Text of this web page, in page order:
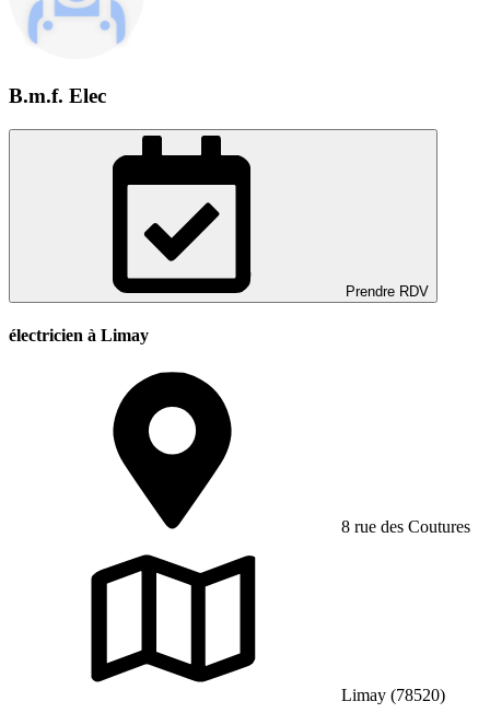
B.m.f. Elec
Prendre RDV
électricien à Limay
8 rue des Coutures
Limay (78520)